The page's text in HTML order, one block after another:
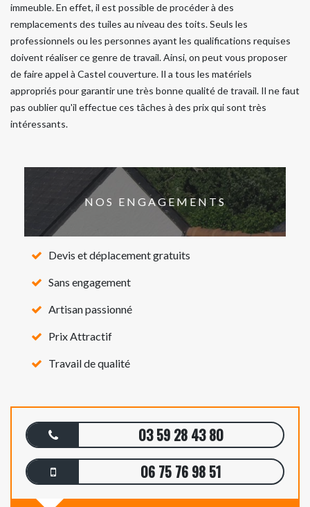
immeuble. En effet, il est possible de procéder à des
remplacements des tuiles au niveau des toits. Seuls les
professionnels ou les personnes ayant les qualifications requises
doivent réaliser ce genre de travail. Ainsi, on peut vous proposer
de faire appel à Castel couverture. Il a tous les matériels
appropriés pour garantir une très bonne qualité de travail. Il ne faut
pas oublier qu'il effectue ces tâches à des prix qui sont très
intéressants.
NOS ENGAGEMENTS
Devis et déplacement gratuits
Sans engagement
Artisan passionné
Prix Attractif
Travail de qualité
03 59 28 43 80
06 75 76 98 51